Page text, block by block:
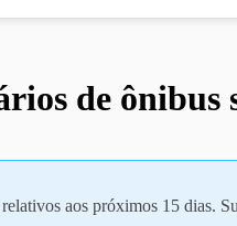
de ônibus
relativos aos próximos 15 dias.